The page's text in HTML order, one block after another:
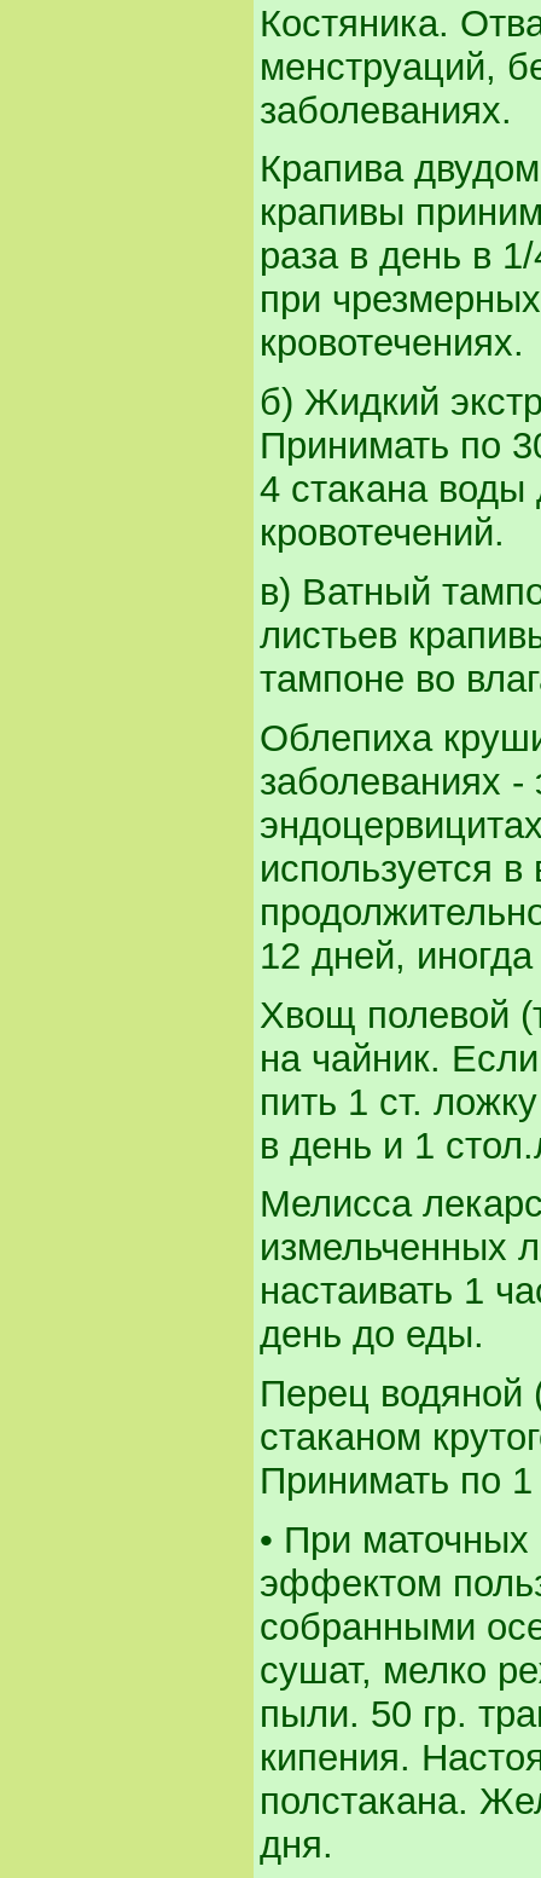
Костяника.
менструаций,
заболеваниях.
Крапива
крапивы
раза в день в
при
кровотечениях.
б) Жидкий
Принимать по
4 стакана
кровотечений.
в) Ватный
листьев
тампоне во
Облепиха
заболеваниях
используется
12 дней,
Хвощ полевой
на чайник.
пить 1 ст.
в день и 1
Мелисса
измельченных
настаивать 1
день до еды.
Перец водяной
стаканом
Принимать по
• При
эффектом
собранными
сушат, мелко
пыли. 50 гр.
кипения.
полстакана.
дня.